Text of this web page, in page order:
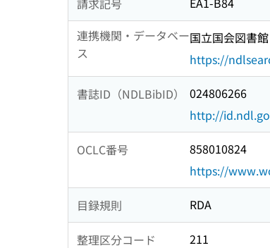
連携機関・データベー
ス
国立国会図書
https://
書誌ID（NDLBibID）
024806266
http://
OCLC番号
858010824
https://
目録規則 RDA
整理区分コード 211